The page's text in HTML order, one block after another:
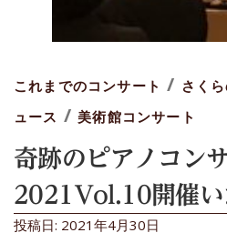
これまでのコンサート / さく
ュース /美術館コンサート
奇跡のピアノコン
2021Vol.10開催い
投稿日: 2021年4月30日